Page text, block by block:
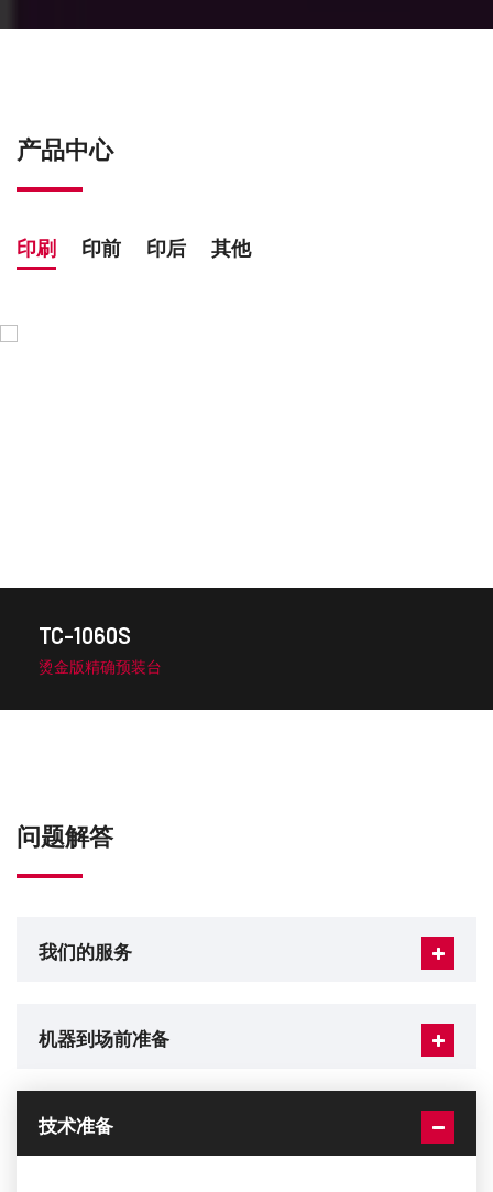
产品中心
印刷 印前 印后 其他
TC-1060S
烫金版精确预装台
问题解答
我们的服务
机器到场前准备
技术准备